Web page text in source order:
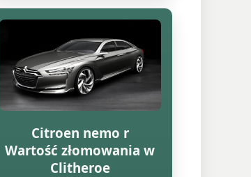
Citroen nemo r
Wartość złomowania w
Clitheroe